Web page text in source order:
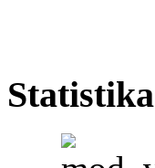
Statistika